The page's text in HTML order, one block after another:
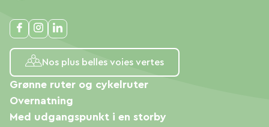
Nos plus belles voies vertes
Grønne ruter og cykelruter
Overnatning
Med udgangspunkt i en storby